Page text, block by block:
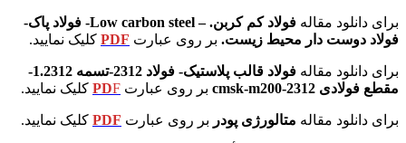
برای دانلود مقاله
فولاد کم کربن. – Low carbon steel- فولاد پاک-
فولاد دوست دار محیط زیست. بر روی عبارت PDF کلیک نمایید.
برای دانلود مقاله
فولاد قالب پلاستیک- فولاد 2312-تسمه 1.2312-
مقطع فولادی 2312-cmsk-m200
بر روی عبارت PDF کلیک نمایید.
برای دانلود مقاله متالورژی پودر بر روی عبارت PDF کلیک نمایید.